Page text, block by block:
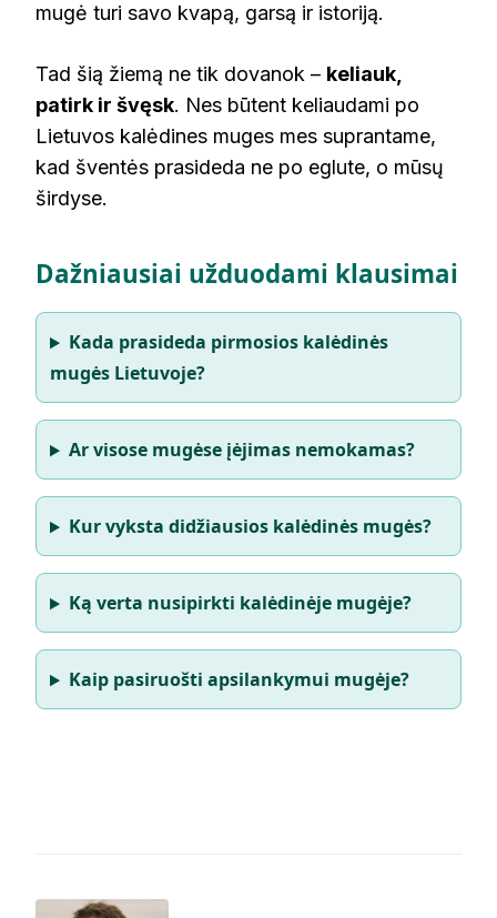
mugė turi savo kvapą, garsą ir istoriją.
Tad šią žiemą ne tik dovanok – keliauk,
patirk ir švęsk. Nes būtent keliaudami po
Lietuvos kalėdines muges mes suprantame,
kad šventės prasideda ne po eglute, o mūsų
širdyse.
Dažniausiai užduodami klausimai
Kada prasideda pirmosios kalėdinės
mugės Lietuvoje?
Ar visose mugėse įėjimas nemokamas?
Kur vyksta didžiausios kalėdinės mugės?
Ką verta nusipirkti kalėdinėje mugėje?
Kaip pasiruošti apsilankymui mugėje?